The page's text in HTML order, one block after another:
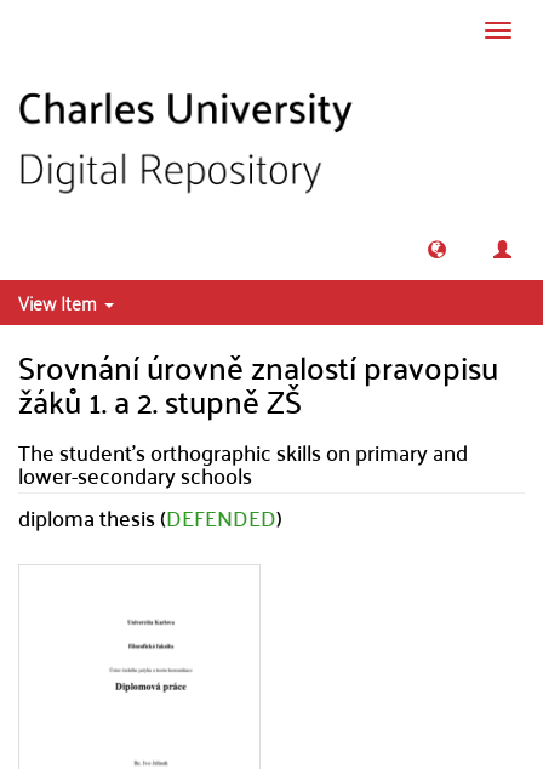
View Item
Srovnání úrovně znalostí pravopisu
žáků 1. a 2. stupně ZŠ
The student's orthographic skills on primary and
lower-secondary schools
diploma thesis (DEFENDED)